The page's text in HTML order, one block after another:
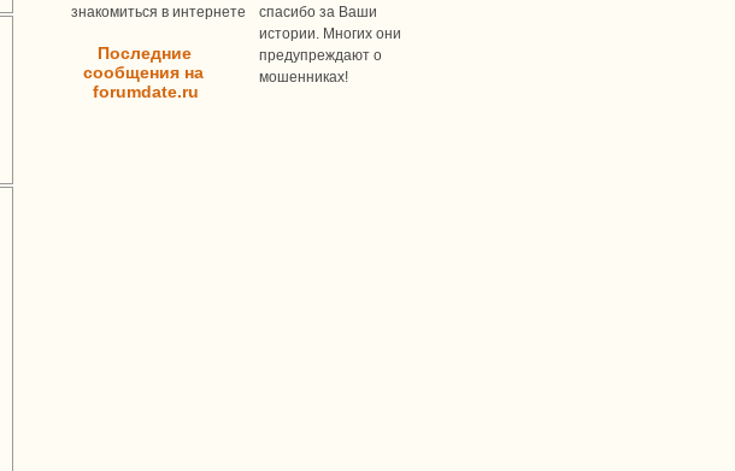
знакомиться в интернете
Последние
сообщения на
forumdate.ru
спасибо за Ваши
истории. Многих они
предупреждают о
мошенниках!